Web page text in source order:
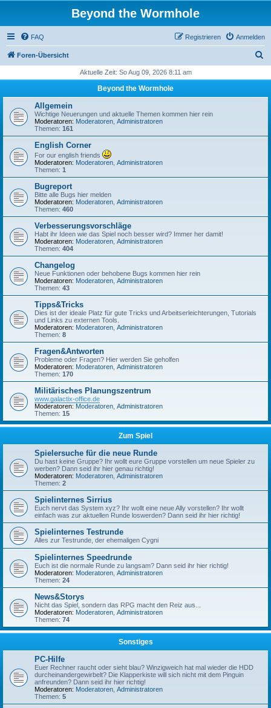
Beyond the Wormhole
FAQ Anmelden
Registrieren
Foren-Übersicht
h
Aktuelle Zeit: So Aug 09, 2026 8:11 am
Beyond the Wormhole
Allgemein
Wichtige Neuerungen und aktuelle Themen kommen hier rein
Moderatoren: Moderatoren Administratoren
Themen: 161
English Corner
For our english friends
Moderatoren: Moderatoren Administratoren
Themen: 1
Bugreport
Bitte alle Bugs hier melden
Moderatoren: Moderatoren Administratoren
Themen: 460
Verbesserungsvorschläge
Habt ihr Ideen wie das Spiel noch besser wird? Immer her damit!
Moderatoren: Moderatoren Administratoren
Themen: 404
Changelog
Neue Funktionen oder behobene Bugs kommen hier rein
Moderatoren: Moderatoren Administratoren
Themen: 43
Tipps&Tricks
Dies ist der ideale Platz für gute Tricks und Arbeitserleichterungen, Tutorials
und Links zu externen Tools.
Moderatoren: Moderatoren Administratoren
Themen: 8
Fragen&Antworten
Probleme oder Fragen? Hier werden Sie geholfen
Moderatoren: Moderatoren Administratoren
Themen: 170
Militärisches Planungszentrum
www.galactix-office.de
Moderatoren: Moderatoren Administratoren
Themen: 15
Zum Spiel
Spielersuche für die neue Runde
Du hast keine Gruppe? Ihr wollt eure Gruppe vorstellen um neue Spieler zu
werben? Dann seid ihr hier genau richtig!
Moderatoren: Moderatoren Administratoren
Themen: 2
Spielinternes Sirrius
Euch nervt das System xyz? Ihr wollt eine neue Ally vorstellen? Ihr wollt
einfach was zur aktuellen Runde loswerden? Dann seid ihr hier richtig!
Spielinternes Testrunde
Alles zur Testrunde, der ehemaligen Cygni
Spielinternes Speedrunde
Euch ist die normale Runde zu langsam? Dann seid ihr hier richtig!
Moderatoren: Moderatoren Administratoren
Themen: 24
News&Storys
Nicht das Spiel, sondern das RPG macht den Reiz aus...
Moderatoren: Moderatoren Administratoren
Themen: 74
Sonstiges
PC-Hilfe
Euer Rechner raucht oder sieht blau? Winzigweich hat mal wieder die HDD
durcheinandergewirbelt? Die Klapperkiste will sich nicht mit dem Pinguin
anfreunden? Dann seid ihr hier richtig!
Moderatoren: Moderatoren Administratoren
Themen: 5